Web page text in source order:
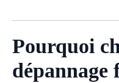
Pourquoi
dépannage